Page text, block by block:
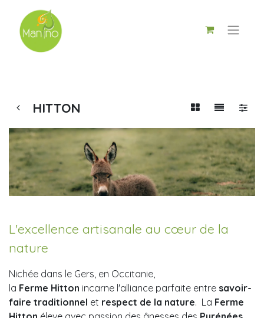
HITTON
L'excellence artisanale au cœur de la
nature
Nichée dans le Gers, en Occitanie,
la Ferme Hitton incarne l'alliance parfaite entre savoir-
faire traditionnel et respect de la nature. La Ferme